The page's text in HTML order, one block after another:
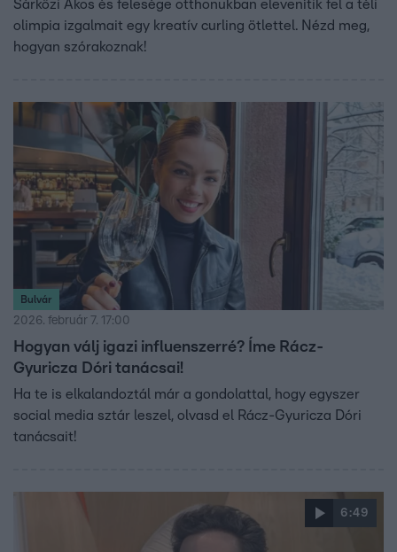
Sárközi Ákos és felesége otthonukban elevenítik fel a téli
olimpia izgalmait egy kreatív curling ötlettel. Nézd meg,
hogyan szórakoznak!
Bulvár
2026. február 7. 17:00
Hogyan válj igazi influenszerré? Íme Rácz-
Gyuricza Dóri tanácsai!
Ha te is elkalandoztál már a gondolattal, hogy egyszer
social media sztár leszel, olvasd el Rácz-Gyuricza Dóri
tanácsait!
6:49